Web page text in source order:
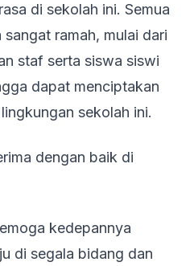
di sekolah ini. Semua
ramah, mulai dari
staf serta siswa siswi
dapat menciptakan
sekolah ini.
dengan baik di
kedepannya
di segala bidang dan